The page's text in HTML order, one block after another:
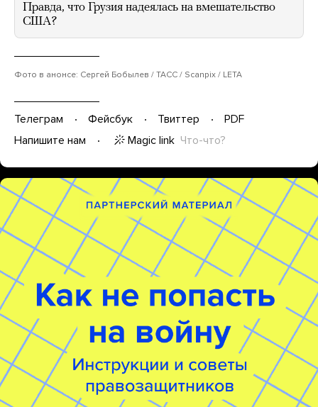
Правда, что Грузия надеялась на вмешательство
США?
Фото в анонсе: Сергей Бобылев / ТАСС / Scanpix / LETA
Телеграм Фейсбук Твиттер
PDF
Напишите нам
Magic link Что-что?